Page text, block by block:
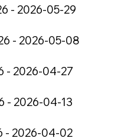
- 2026-05-29
- 2026-05-08
- 2026-04-27
- 2026-04-13
- 2026-04-02